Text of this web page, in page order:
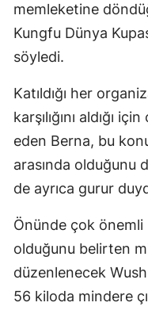
memleketine
Kungfu Dünya
söyledi.
Katıldığı her
karşılığını aldığı
eden Berna, bu
arasında olduğunu
de ayrıca gurur
Önünde çok
olduğunu belirten
düzenlenecek
56 kiloda mindere